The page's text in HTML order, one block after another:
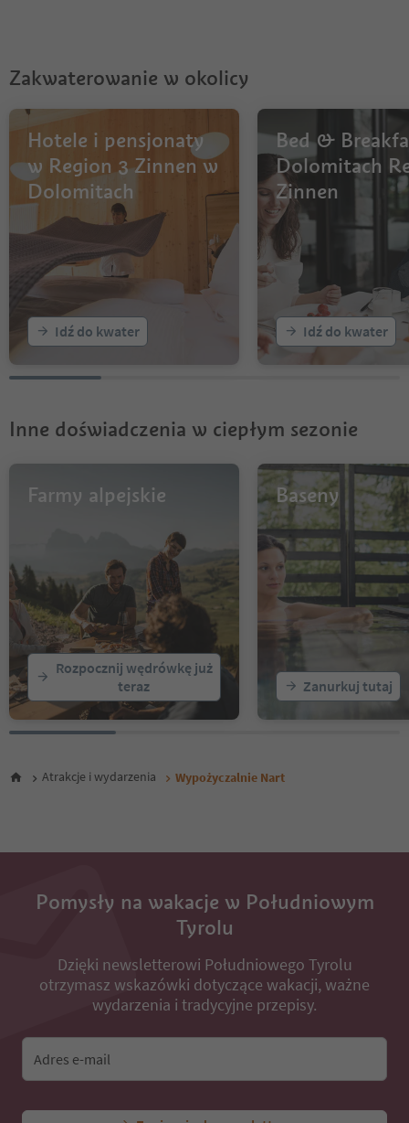
Zakwaterowanie w okolicy
Hotele i pensjonaty
w Region 3 Zinnen w
Dolomitach
Idź do kwater
Bed &
Dolomitach
Zinnen
Idź do kwater
Inne doświadczenia w ciepłym sezonie
Farmy alpejskie
Rozpocznij wędrówkę już
teraz
Baseny
Zanurkuj tutaj
Atrakcje i wydarzenia Wypożyczalnie Nart
Pomysły na wakacje w Południowym
Tyrolu
Dzięki newsletterowi Południowego Tyrolu
otrzymasz wskazówki dotyczące wakacji, ważne
wydarzenia i tradycyjne przepisy.
Adres e-mail